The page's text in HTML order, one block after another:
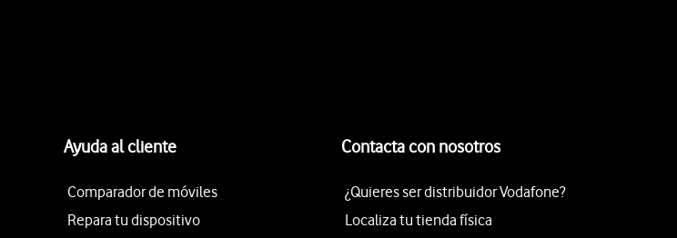
Ayuda al cliente
Comparador de móviles
Repara tu dispositivo
Contacta con nosotros
¿Quieres ser distribuidor Vodafone?
Localiza tu tienda física